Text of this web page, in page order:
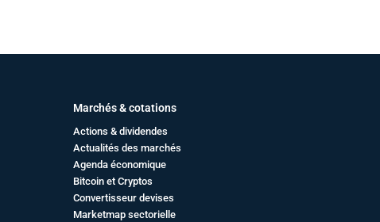
Marchés & cotations
Actions & dividendes
Actualités des marchés
Agenda économique
Bitcoin et Cryptos
Convertisseur devises
Marketmap sectorielle